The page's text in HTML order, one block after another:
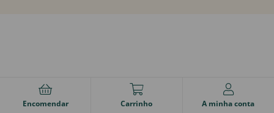
Encomendar Carrinho A minha conta